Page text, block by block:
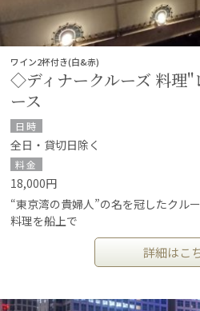
ワイン2杯付き(白&赤)
◇ディナークルーズ 料理"
ース
日時
全日・貸切日除く
料金
18,000円
“東京湾の貴婦人”の名を冠したクル
料理を船上で
詳細はこ